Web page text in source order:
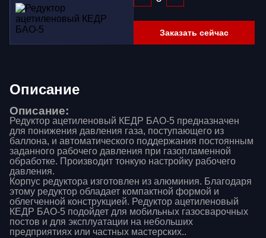
Заказать сейчас
Описание
Описание:
Редуктор ацетиленовый КЕДР БАО-5 предназначен
для понижения давления газа, поступающего из
баллона, и автоматического поддержания постоянным
заданного рабочего давления при газопламенной
обработке. Производит тонкую настройку рабочего
давления.
Корпус редуктора изготовлен из алюминия. Благодаря
этому редуктор обладает компактной формой и
облегченной конструкцией. Редуктор ацетиленовый
КЕДР БАО-5 подойдет для мобильных газосварочных
постов и для эксплуатации на небольших
предприятиях или частных мастерских..